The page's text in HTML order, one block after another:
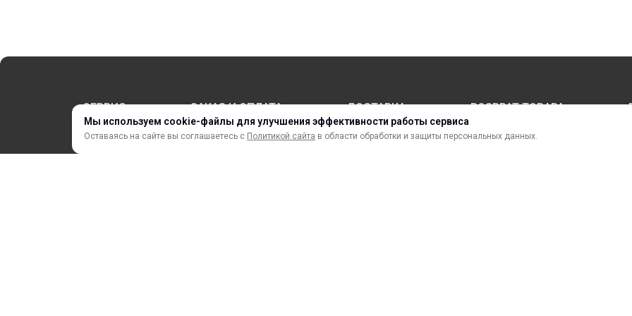
Мы используем cookie-файлы для улучшения эффективности работы сервиса
Оставаясь на сайте вы соглашаетесь с Политикой сайта в области обработки и защиты персональных данных.
СЕРВИС ЗАКАЗ И ОПЛАТА ДОСТАВКА ВОЗВРАТ ТОВАРА